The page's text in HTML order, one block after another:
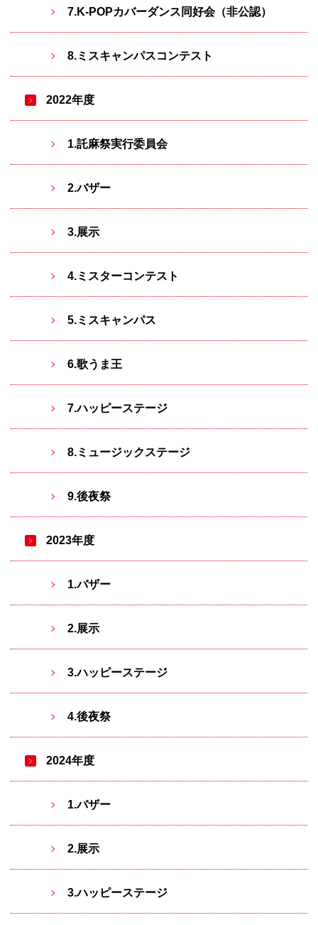
7.K-POPカバーダンス同好会（非公認）
8.ミスキャンパスコンテスト
2022年度
1.託麻祭実行委員会
2.バザー
3.展示
4.ミスターコンテスト
5.ミスキャンパス
6.歌うま王
7.ハッピーステージ
8.ミュージックステージ
9.後夜祭
2023年度
1.バザー
2.展示
3.ハッピーステージ
4.後夜祭
2024年度
1.バザー
2.展示
3.ハッピーステージ